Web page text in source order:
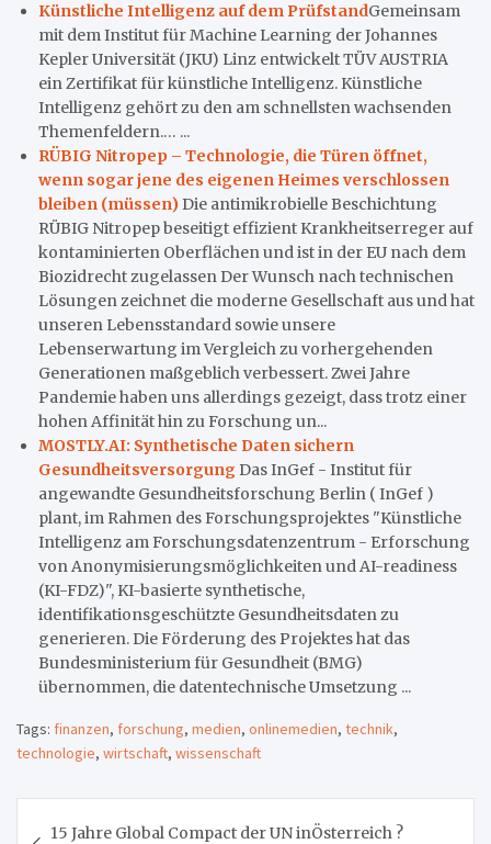
Künstliche Intelligenz auf dem PrüfstandGemeinsam
mit dem Institut für Machine Learning der Johannes
Kepler Universität (JKU) Linz entwickelt TÜV AUSTRIA
ein Zertifikat für künstliche Intelligenz. Künstliche
Intelligenz gehört zu den am schnellsten wachsenden
Themenfeldern.… ...
RÜBIG Nitropep – Technologie, die Türen öffnet,
wenn sogar jene des eigenen Heimes verschlossen
bleiben (müssen)Die antimikrobielle Beschichtung
RÜBIG Nitropep beseitigt effizient Krankheitserreger auf
kontaminierten Oberflächen und ist in der EU nach dem
Biozidrecht zugelassen Der Wunsch nach technischen
Lösungen zeichnet die moderne Gesellschaft aus und hat
unseren Lebensstandard sowie unsere
Lebenserwartung im Vergleich zu vorhergehenden
Generationen maßgeblich verbessert. Zwei Jahre
Pandemie haben uns allerdings gezeigt, dass trotz einer
hohen Affinität hin zu Forschung un...
MOSTLY.AI: Synthetische Daten sichern
GesundheitsversorgungDas InGef - Institut für
angewandte Gesundheitsforschung Berlin ( InGef )
plant, im Rahmen des Forschungsprojektes "Künstliche
Intelligenz am Forschungsdatenzentrum - Erforschung
von Anonymisierungsmöglichkeiten und AI-readiness
(KI-FDZ)", KI-basierte synthetische,
identifikationsgeschützte Gesundheitsdaten zu
generieren. Die Förderung des Projektes hat das
Bundesministerium für Gesundheit (BMG)
übernommen, die datentechnische Umsetzung ...
Tags: finanzen, forschung, medien, onlinemedien, technik,
technologie, wirtschaft, wissenschaft
15 Jahre Global Compact der UN inÖsterreich ?